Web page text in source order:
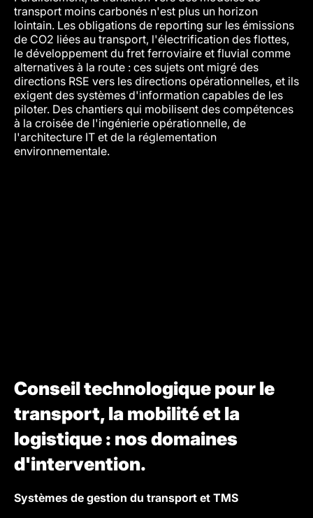
transport moins carbonés n'est plus un horizon
lointain. Les obligations de reporting sur les émissions
de CO2 liées au transport, l'électrification des flottes,
le développement du fret ferroviaire et fluvial comme
alternatives à la route : ces sujets ont migré des
directions RSE vers les directions opérationnelles, et ils
exigent des systèmes d'information capables de les
piloter. Des chantiers qui mobilisent des compétences
à la croisée de l'ingénierie opérationnelle, de
l'architecture IT et de la réglementation
environnementale.
Conseil technologique pour le
transport, la mobilité et la
logistique : nos domaines
d'intervention.
Systèmes de gestion du transport et TMS